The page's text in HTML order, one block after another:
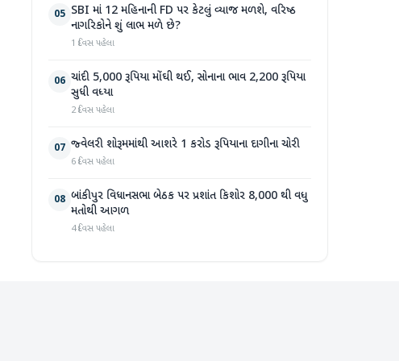
05 SBI માં 12 મહિનાની FD પર કેટલું વ્યાજ મળશે, વરિષ્ઠ
નાગરિકોને શું લાભ મળે છે?
1 દિવસ પહેલા
06 ચાંદી 5,000 રૂપિયા મોંઘી થઈ, સોનાના ભાવ 2,200 રૂપિયા
સુધી વધ્યા
2 દિવસ પહેલા
07 જ્વેલરી શોરૂમમાંથી આશરે 1 કરોડ રૂપિયાના દાગીના ચોરી
6 દિવસ પહેલા
08 બાંકીપુર વિધાનસભા બેઠક પર પ્રશાંત કિશોર 8,000 થી વધુ
મતોથી આગળ
4 દિવસ પહેલા